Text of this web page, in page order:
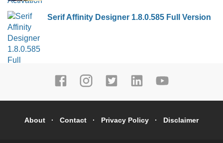
Serif Affinity Designer 1.8.0.585 Full Version
About Contact Privacy Policy Disclaimer